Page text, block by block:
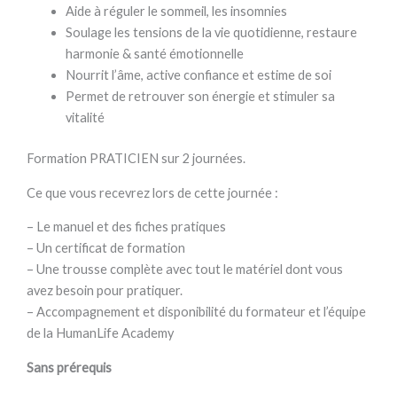
Aide à réguler le sommeil, les insomnies
Soulage les tensions de la vie quotidienne, restaure
harmonie & santé émotionnelle
Nourrit l’âme, active confiance et estime de soi
Permet de retrouver son énergie et stimuler sa
vitalité
Formation PRATICIEN sur 2 journées.
Ce que vous recevrez lors de cette journée :
– Le manuel et des fiches pratiques
– Un certificat de formation
– Une trousse complète avec tout le matériel dont vous
avez besoin pour pratiquer.
– Accompagnement et disponibilité du formateur et l’équipe
de la HumanLife Academy
Sans prérequis